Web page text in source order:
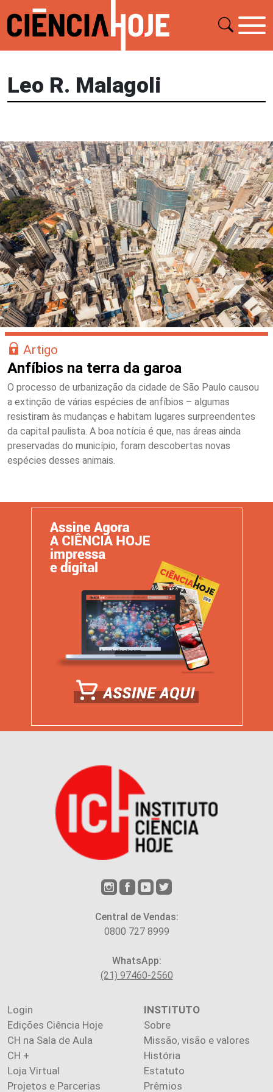
Leo R. Malagoli
Artigo
Anfíbios na terra da garoa
O processo de urbanização da cidade de São Paulo causou
a extinção de várias espécies de anfíbios – algumas
resistiram às mudanças e habitam lugares surpreendentes
da capital paulista. A boa notícia é que, nas áreas ainda
preservadas do município, foram descobertas novas
espécies desses animais.
Central de Vendas:
0800 727 8999
WhatsApp:
(21) 97460-2560
Login
Edições Ciência Hoje
CH na Sala de Aula
CH +
Loja Virtual
Projetos e Parcerias
INSTITUTO
Sobre
Missão, visão e valores
História
Estatuto
Prêmios